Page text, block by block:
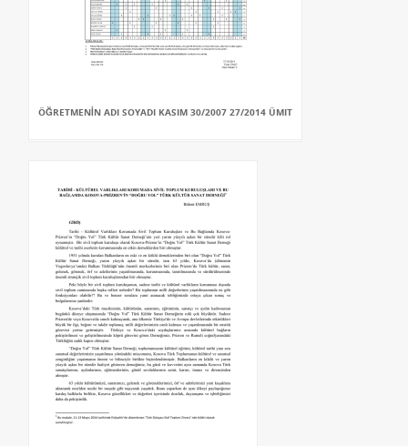
ÖĞRETMENİN ADI SOYADI KASIM 30/2007 27/2014 ÜMIT